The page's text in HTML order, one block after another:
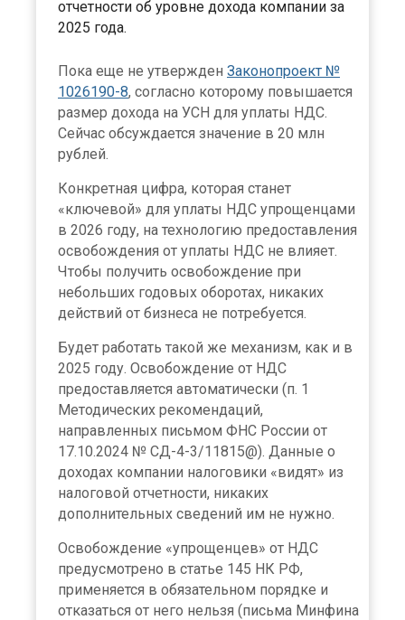
отчетности об уровне дохода компании за
2025 года.
Пока еще не утвержден Законопроект №
1026190-8, согласно которому повышается
размер дохода на УСН для уплаты НДС.
Сейчас обсуждается значение в 20 млн
рублей.
Конкретная цифра, которая станет
«ключевой» для уплаты НДС упрощенцами
в 2026 году, на технологию предоставления
освобождения от уплаты НДС не влияет.
Чтобы получить освобождение при
небольших годовых оборотах, никаких
действий от бизнеса не потребуется.
Будет работать такой же механизм, как и в
2025 году. Освобождение от НДС
предоставляется автоматически (п. 1
Методических рекомендаций,
направленных письмом ФНС России от
17.10.2024 № СД-4-3/11815@). Данные о
доходах компании налоговики «видят» из
налоговой отчетности, никаких
дополнительных сведений им не нужно.
Освобождение «упрощенцев» от НДС
предусмотрено в статье 145 НК РФ,
применяется в обязательном порядке и
отказаться от него нельзя (письма Минфина